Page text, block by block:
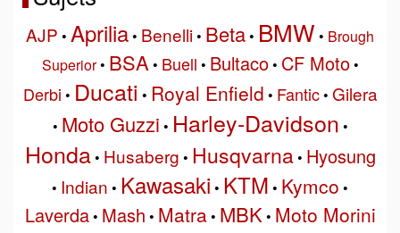
AJP • Aprilia• Benelli• Beta• BMW • Brough
Superior• BSA• Buell • Bultaco• CF Moto•
Derbi • Ducati • Royal Enfield • Fantic• Gilera
• Moto Guzzi • Harley-Davidson •
Honda• Husaberg • Husqvarna• Hyosung
• Indian • Kawasaki • KTM • Kymco •
Laverda• Mash • Matra• MBK• Moto Morini